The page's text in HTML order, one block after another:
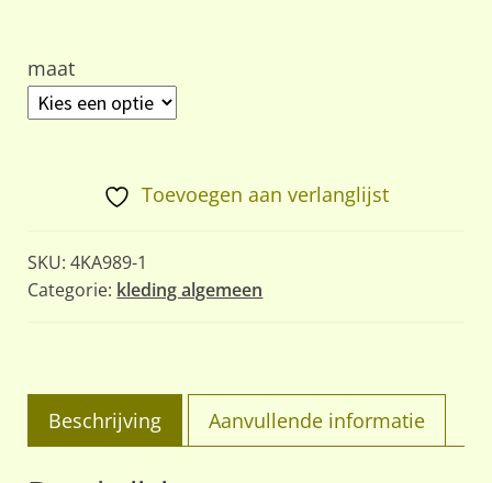
€29,95.
maat
Toevoegen aan verlanglijst
SKU:4KA989-1
Categorie: kleding algemeen
Beschrijving Aanvullende informatie